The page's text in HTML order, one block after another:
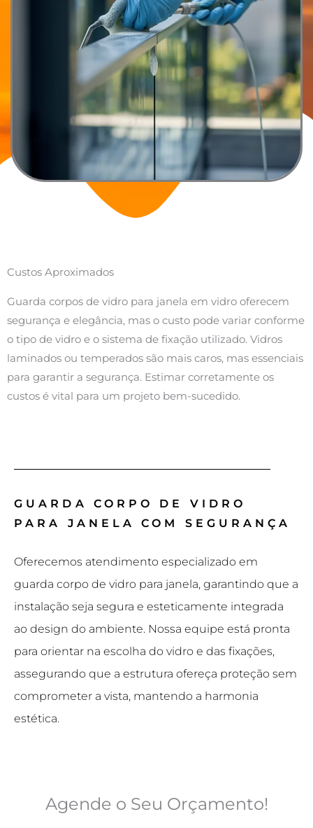
Custos Aproximados
Guarda corpos de vidro para janela em vidro oferecem
segurança e elegância, mas o custo pode variar conforme
o tipo de vidro e o sistema de fixação utilizado. Vidros
laminados ou temperados são mais caros, mas essenciais
para garantir a segurança. Estimar corretamente os
custos é vital para um projeto bem-sucedido.
GUARDA CORPO DE VIDRO
PARA JANELA COM SEGURANÇA
Oferecemos atendimento especializado em
guarda corpo de vidro para janela, garantindo que a
instalação seja segura e esteticamente integrada
ao design do ambiente. Nossa equipe está pronta
para orientar na escolha do vidro e das fixações,
assegurando que a estrutura ofereça proteção sem
comprometer a vista, mantendo a harmonia
estética.
Agende o Seu Orçamento!